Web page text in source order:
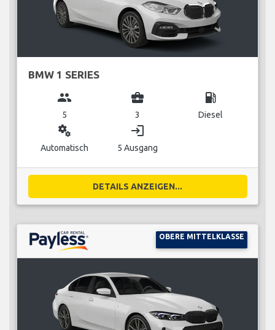
BMW 1 SERIES
group
5
business_center
3
local_gas_station
Diesel
miscellaneous_services
Automatisch
login
5 Ausgang
DETAILS ANZEIGEN...
OBERE MITTELKLASSE